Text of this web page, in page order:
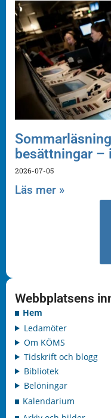
besättningar –
2026-07-05
Läs mer »
Webbplatsens
Hem
Ledamöter
Om KÖMS
Tidskrift och blogg
Bibliotek
Belöningar
Kalendarium